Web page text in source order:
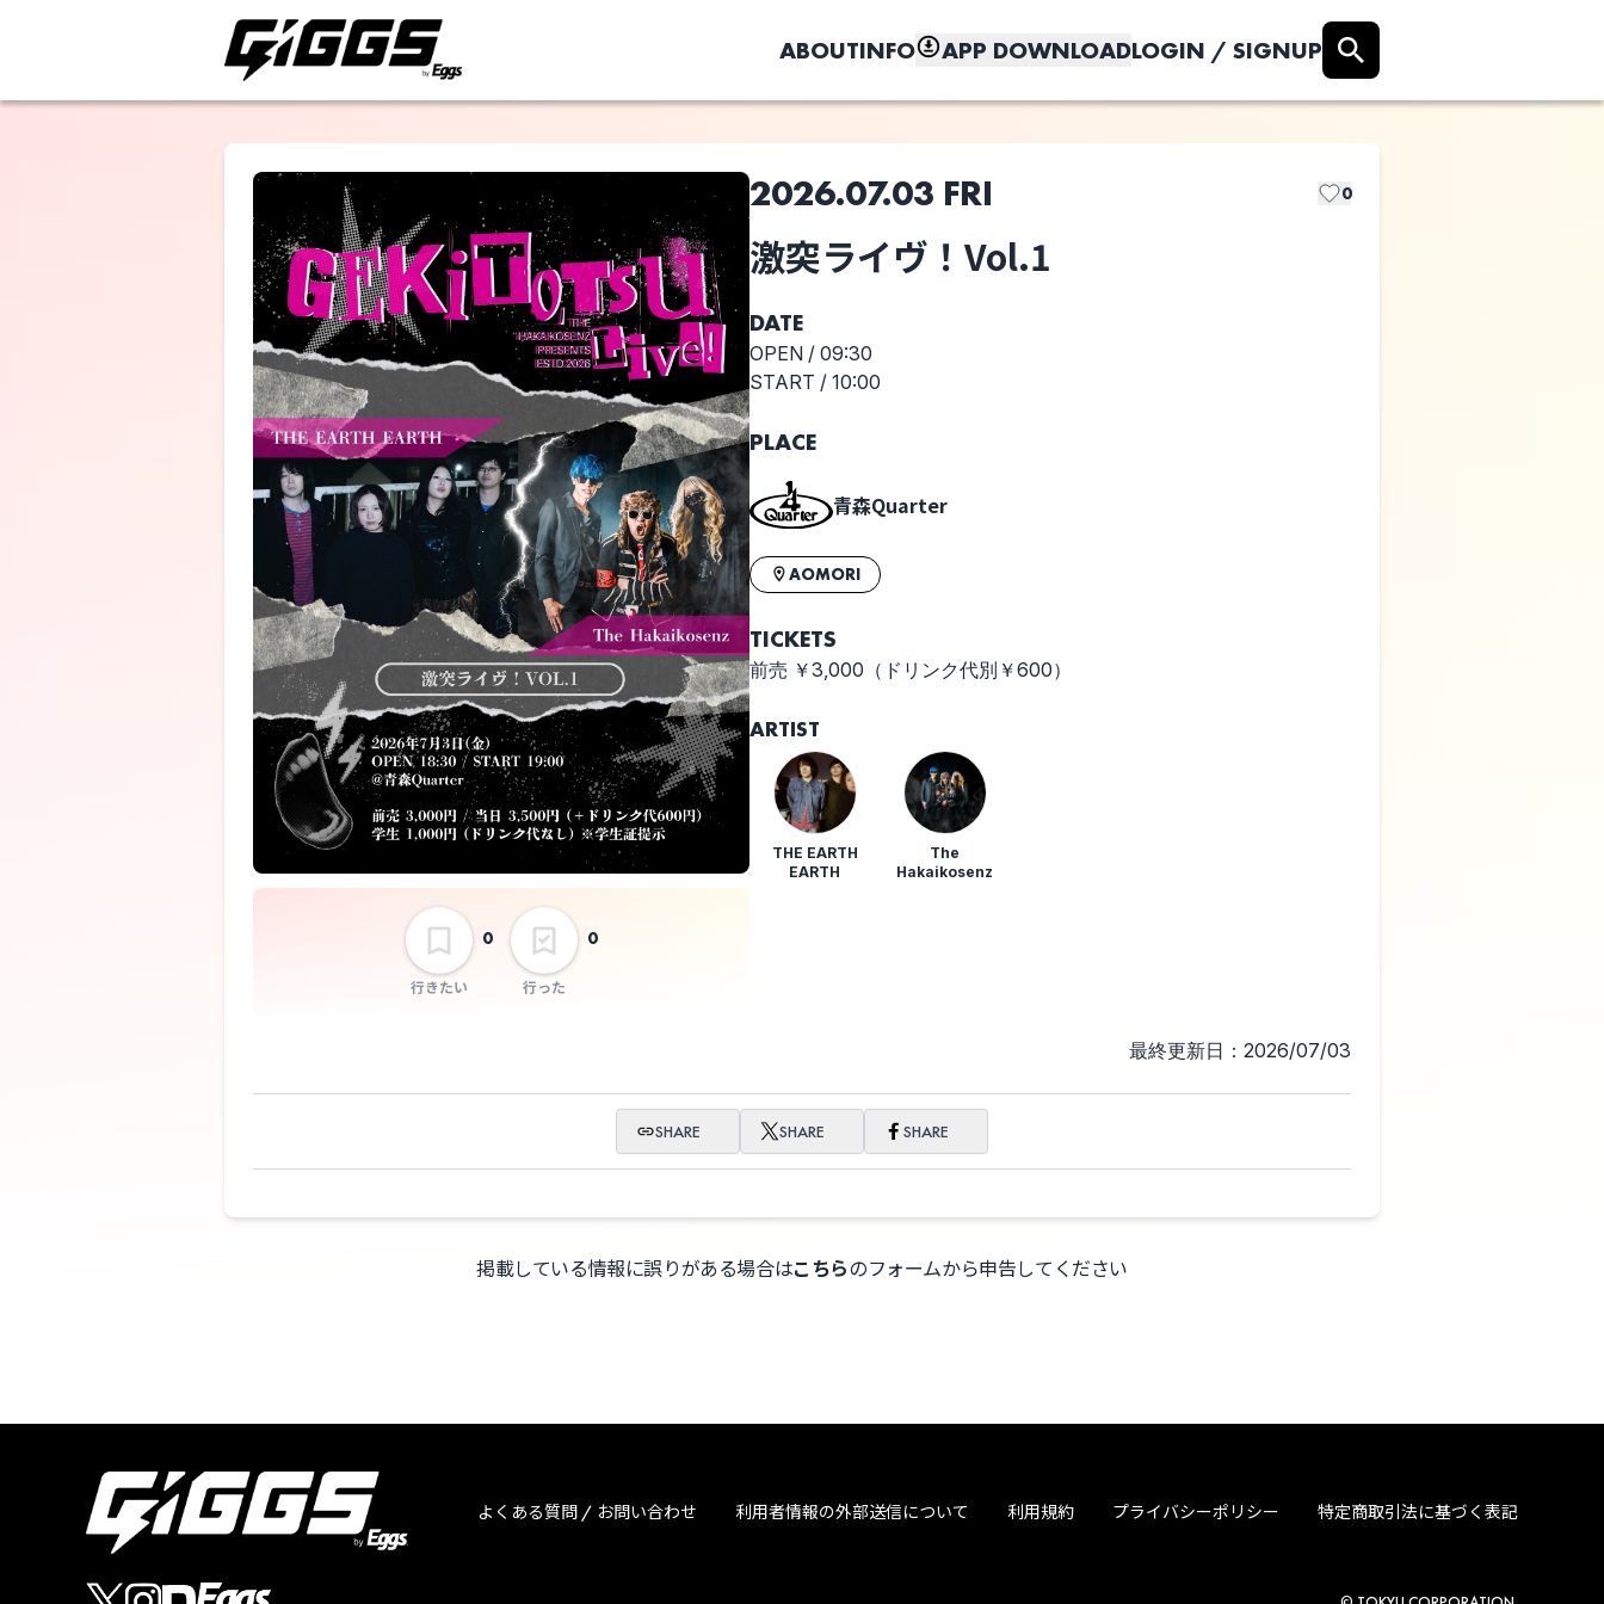
ABOUTINFO APP DOWNLOADLOGIN / SIGNUP
ライブ体験をもっと楽しく、もっと便利に。
行きたい
0
行った
0
THE EARTH
EARTH
The
Hakaikosenz
選択しない
2026.07.03 FRI 0
激突ライヴ！Vol.1
DATE
OPEN / 09:30
START / 10:00
PLACE
青森Quarter
AOMORI
TICKETS
前売 ￥3,000（ドリンク代別￥600）
ARTIST
THE EARTH
EARTH
The
Hakaikosenz
最終更新日：2026/07/03
SHARE SHARE SHARE
掲載している情報に誤りがある場合はこちらのフォームから申告してください
このライブの取り置きは終了しました
よくある質問 / お問い合わせ 利用者情報の外部送信について 利用規約 プライバシーポリシー 特定商取引法に基づく表記